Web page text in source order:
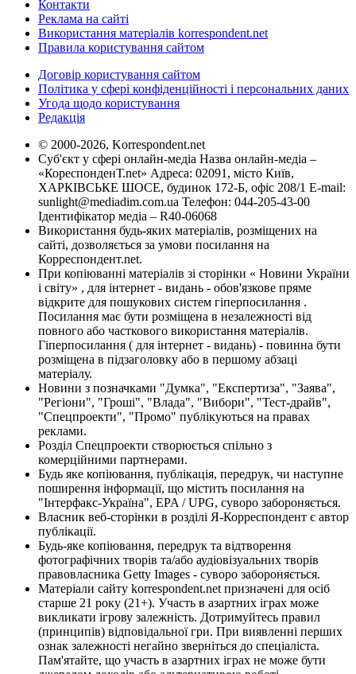
Контакти
Реклама на сайті
Використання матеріалів korrespondent.net
Правила користування сайтом
Договір користування сайтом
Політика у сфері конфіденційності і персональних даних
Угода щодо користування
Редакція
© 2000-2026, Korrespondent.net
Суб'єкт у сфері онлайн-медіа Назва онлайн-медіа –
«КореспонденТ.net» Адреса: 02091, місто Київ,
ХАРКІВСЬКЕ ШОСЕ, будинок 172-Б, офіс 208/1 E-mail:
sunlight@mediadim.com.ua Телефон: 044-205-43-00
Ідентифікатор медіа – R40-06068
Використання будь-яких матеріалів, розміщених на
сайті, дозволяється за умови посилання на
Корреспондент.net.
При копіюванні матеріалів зі сторінки « Новини України
і світу» , для інтернет - видань - обов'язкове пряме
відкрите для пошукових систем гіперпосилання .
Посилання має бути розміщена в незалежності від
повного або часткового використання матеріалів.
Гіперпосилання ( для інтернет - видань) - повинна бути
розміщена в підзаголовку або в першому абзаці
матеріалу.
Новини з позначками "Думка", "Експертиза", "Заява",
"Регіони", "Гроші", "Влада", "Вибори", "Тест-драйв",
"Спецпроекти", "Промо" публікуються на правах
реклами.
Розділ Спецпроекти створюється спільно з
комерційними партнерами.
Будь яке копіювання, публікація, передрук, чи наступне
поширення інформації, що містить посилання на
"Інтерфакс-Україна", EPA / UPG, суворо забороняється.
Власник веб-сторінки в розділі Я-Корреспондент є автор
публікації.
Будь-яке копіювання, передрук та відтворення
фотографічних творів та/або аудіовізуальних творів
правовласника Getty Images - суворо забороняється.
Матеріали сайту korrespondent.net призначені для осіб
старше 21 року (21+). Участь в азартних іграх може
викликати ігрову залежність. Дотримуйтесь правил
(принципів) відповідальної гри. При виявленні перших
ознак залежності негайно зверніться до спеціаліста.
Пам'ятайте, що участь в азартних іграх не може бути